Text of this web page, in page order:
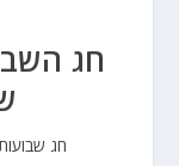
חג
חג